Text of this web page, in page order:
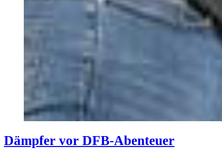
Dämpfer vor DFB-Abenteuer